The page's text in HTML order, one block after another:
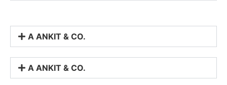
A ANKIT & CO.
A ANKIT & CO.